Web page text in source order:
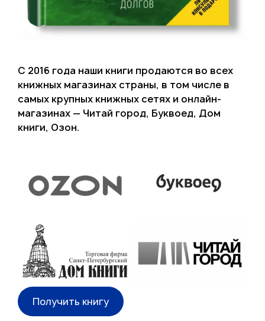
С 2016 года наши книги продаются во всех
книжных магазинах страны, в том числе в
самых крупных книжных сетях и онлайн-
магазинах — Читай город, Буквоед, Дом
книги, Озон.
Получить книгу